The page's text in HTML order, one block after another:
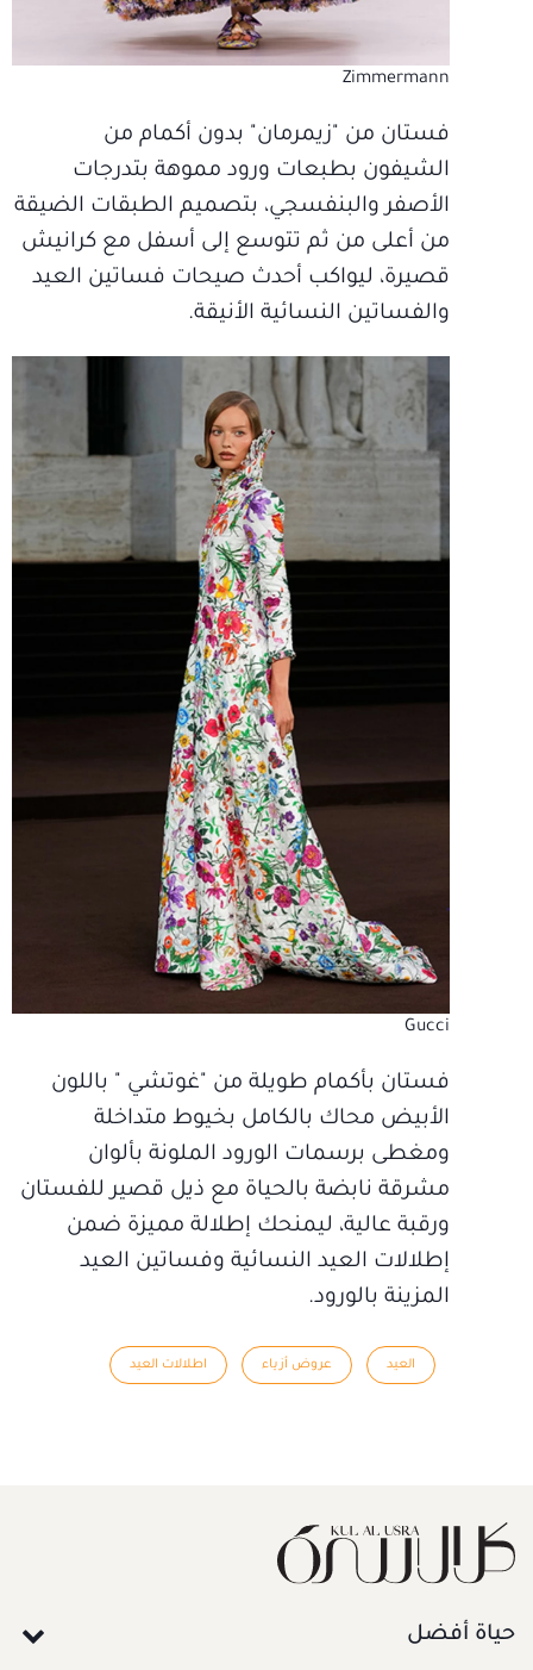
Zimmermann
فستان من "زيمرمان" بدون أكمام من
الشيفون بطبعات ورود مموهة بتدرجات
الأصفر والبنفسجي، بتصميم الطبقات الضيقة
من أعلى من ثم تتوسع إلى أسفل مع كرانيش
قصيرة، ليواكب أحدث صيحات فساتين العيد
والفساتين النسائية الأنيقة.
Gucci
فستان بأكمام طويلة من "غوتشي " باللون
الأبيض محاك بالكامل بخيوط متداخلة
ومغطى برسمات الورود الملونة بألوان
مشرقة نابضة بالحياة مع ذيل قصير للفستان
ورقبة عالية، ليمنحك إطلالة مميزة ضمن
إطلالات العيد النسائية وفساتين العيد
المزينة بالورود.
العيد عروض أزياء اطلالات العيد
حياة أفضل